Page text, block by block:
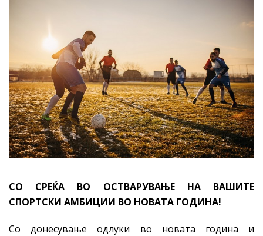
СО СРЕЌА ВО ОСТВАРУВАЊЕ НА ВАШИТЕ
СПОРТСКИ АМБИЦИИ ВО НОВАТА ГОДИНА!
Со донесување одлуки во новата година и